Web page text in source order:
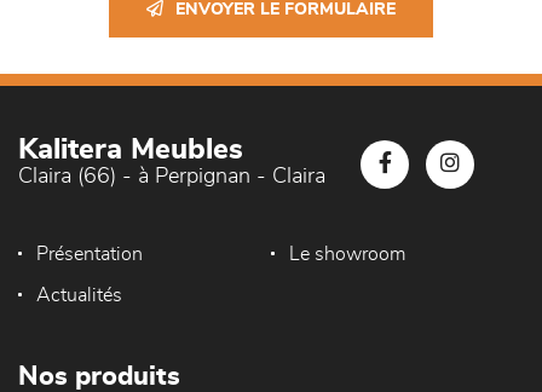
ENVOYER LE FORMULAIRE
Kalitera Meubles
Claira (66) - à Perpignan - Claira
Présentation Le showroom
Actualités
Nos produits